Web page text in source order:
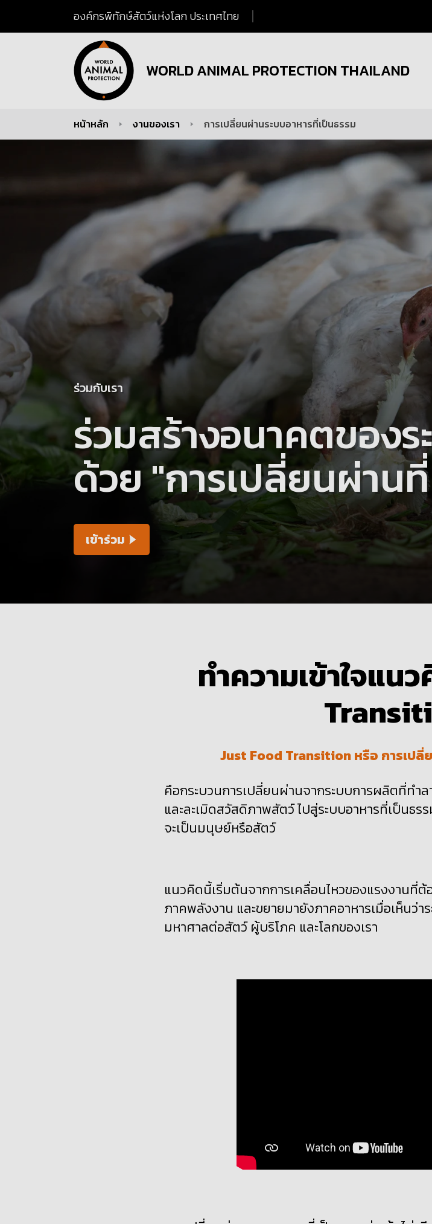
องค์กรพิทักษ์สัตว์แห่งโลก ประเทศไทย
WORLD ANIMAL PROTECTION THAILAND
You are here:หน้าหลัก งานของเรา การเปลี่ยนผ่านระบบอาหารที่เป็นธรรม
ร่วมสร้างอนาคตของ
ด้วย "การเปลี่ยนผ่าน
ร่วมกับเรา
เข้าร่วม
ทำความเข้าใจแน
Just Food Transitionหรือ การเปลี่
คือกระบวนการเปลี่ยนผ่านจากระบบการผลิตที่ทำ
และละเมิดสวัสดิภาพสัตว์ไปสู่ระบบอาหารที่เป็นธร
จะเป็นมนุษย์หรือสัตว์
แนวคิดนี้เริ่มต้นจากการเคลื่อนไหวของแรงงานที่ต้
ภาคพลังงาน และขยายมายังภาคอาหารเมื่อเห็นว่
มหาศาลต่อสัตว์ผู้บริโภค และโลกของเรา